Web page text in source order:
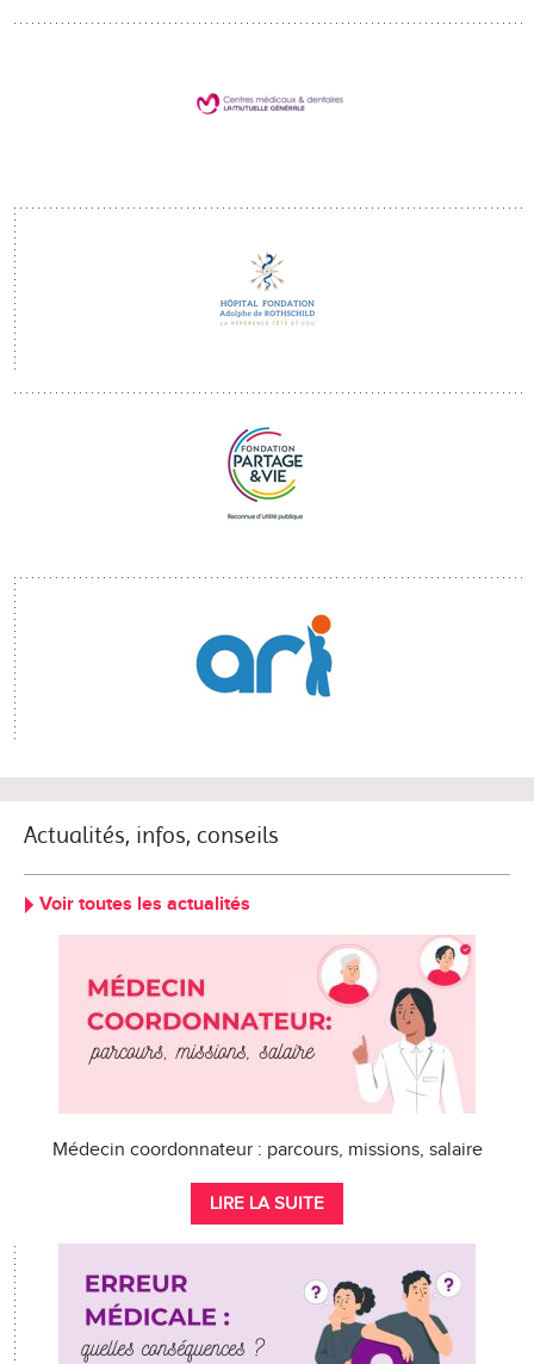
Actualités, infos, conseils
Voir toutes les actualités
Médecin coordonnateur : parcours, missions, salaire
LIRE LA SUITE